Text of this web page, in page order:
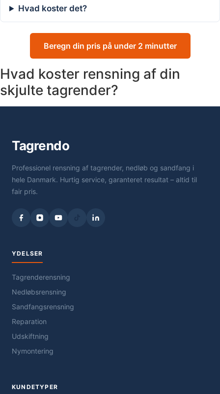
Hvad koster det?
Beregn din pris på under 2 minutter
Hvad koster rensning af din
skjulte tagrender?
Tagrendo
Professionel rensning af tagrender, nedløb og sandfang i
hele Danmark. Hurtig service, garanteret resultat – altid til
fair pris.
YDELSER
Tagrenderensning
Nedløbsrensning
Sandfangsrensning
Reparation
Udskiftning
Nymontering
KUNDETYPER